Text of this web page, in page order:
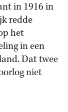
in 1916 in
redde
het
in een
Dat twee
niet